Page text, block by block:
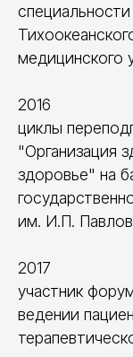
медицинского
2016
циклы
"Организация
здоровье" на
им. И.П.
2017
участник
ведении